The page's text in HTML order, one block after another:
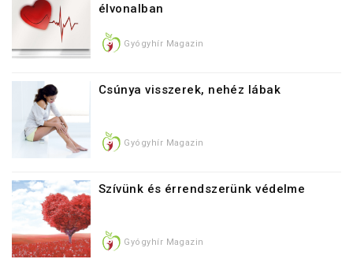
élvonalban
Gyógyhír Magazin
Csúnya visszerek, nehéz lábak
Gyógyhír Magazin
Szívünk és érrendszerünk védelme
Gyógyhír Magazin